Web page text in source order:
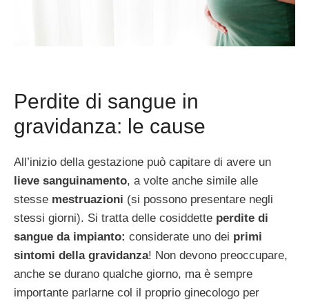
Perdite di sangue in
gravidanza: le cause
All’inizio della gestazione può capitare di avere un
lieve sanguinamento, a volte anche simile alle
stesse mestruazioni (si possono presentare negli
stessi giorni). Si tratta delle cosiddette perdite di
sangue da impianto: considerate uno dei primi
sintomi della gravidanza! Non devono preoccupare,
anche se durano qualche giorno, ma è sempre
importante parlarne col il proprio ginecologo per